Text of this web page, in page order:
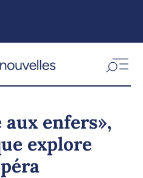
aux enfers»,
explore